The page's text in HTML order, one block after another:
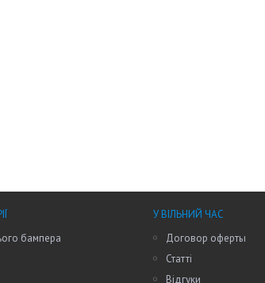
бампера
У ВІЛЬНИЙ ЧАС
Договор оферты
Статті
Відгуки